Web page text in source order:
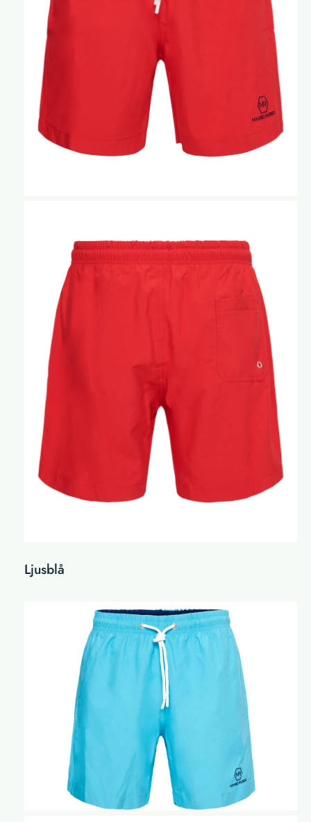
Ljusblå